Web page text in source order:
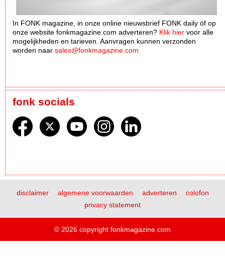
In FONK magazine, in onze online nieuwsbrief FONK daily óf op
onze website fonkmagazine.com adverteren? Klik hier voor alle
mogelijkheden en tarieven. Aanvragen kunnen verzonden
worden naar sales@fonkmagazine.com
fonk socials
disclaimer algemene voorwaarden adverteren
colofon
privacy statement
© 2026 copyright fonkmagazine.com